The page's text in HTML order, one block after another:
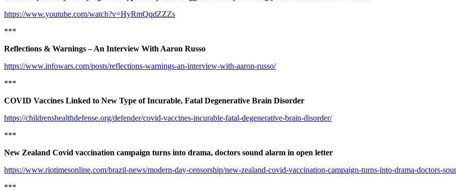
https://www.youtube.com/watch?v=HyRmQqdZZZs
***
Reflections & Warnings – An Interview With Aaron Russo
https://www.infowars.com/posts/reflections-warnings-an-interview-with-aaron-russo/
***
COVID Vaccines Linked to New Type of Incurable, Fatal Degenerative Brain Disorder
https://childrenshealthdefense.org/defender/covid-vaccines-incurable-fatal-degenerative-brain-disorder/
***
New Zealand Covid vaccination campaign turns into drama, doctors sound alarm in open letter
https://www.riotimesonline.com/brazil-news/modern-day-censorship/new-zealand-covid-vaccination-campaign-turns-into-drama-doctors-
***